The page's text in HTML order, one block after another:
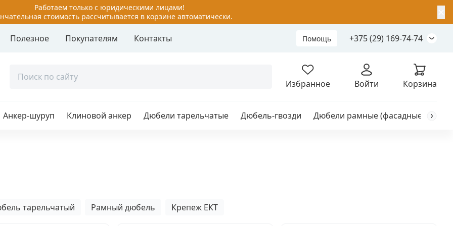
Работаем только с юридическими лицами!
стоимость рассчитывается в корзине автоматически.
Полезное Покупателям Контакты Помощь +375 (29) 169-74-74
Избранное Войти Корзина
болт с гайкой
Металлический анкер для
анкер
Анкер-шуруп Клиновой анкер Дюбели тарельчатые Дюбель-гвозди Дюбели рамные (фасадные)
тарельчатый Рамный дюбель Крепеж ЕКТ